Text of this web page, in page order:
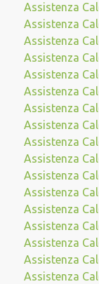
Assistenza
Assistenza
Assistenza
Assistenza
Assistenza
Assistenza
Assistenza
Assistenza
Assistenza
Assistenza
Assistenza
Assistenza
Assistenza
Assistenza
Assistenza
Assistenza
Assistenza